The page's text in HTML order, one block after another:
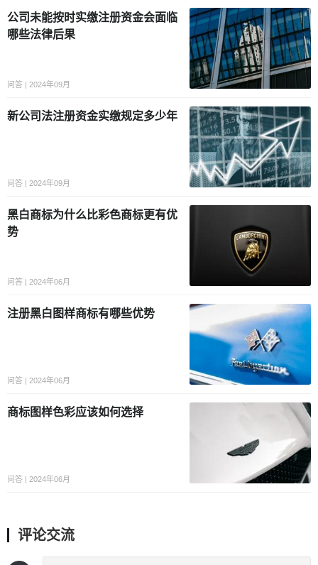
公司未能按时实缴注册资金会面临
哪些法律后果
问答 | 2024年09月
新公司法注册资金实缴规定多少年
问答 | 2024年09月
黑白商标为什么比彩色商标更有优
势
问答 | 2024年06月
注册黑白图样商标有哪些优势
问答 | 2024年06月
商标图样色彩应该如何选择
问答 | 2024年06月
评论交流